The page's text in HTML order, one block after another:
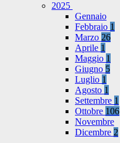
2025
Gennaio
Febbraio 1
Marzo 26
Aprile 1
Maggio 1
Giugno 5
Luglio 1
Agosto 1
Settembre 1
Ottobre 106
Novembre
Dicembre 2